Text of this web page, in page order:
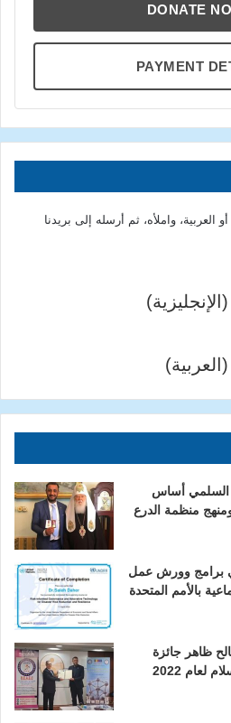
DONATE
PAYMENT
العربية، واملأه، ثم أرسله إلى بريدنا
السلمي أساس
منظمة الدرع
برامج وورش عمل
بالأمم المتحدة
ظاهر جائزة
لعام 2022